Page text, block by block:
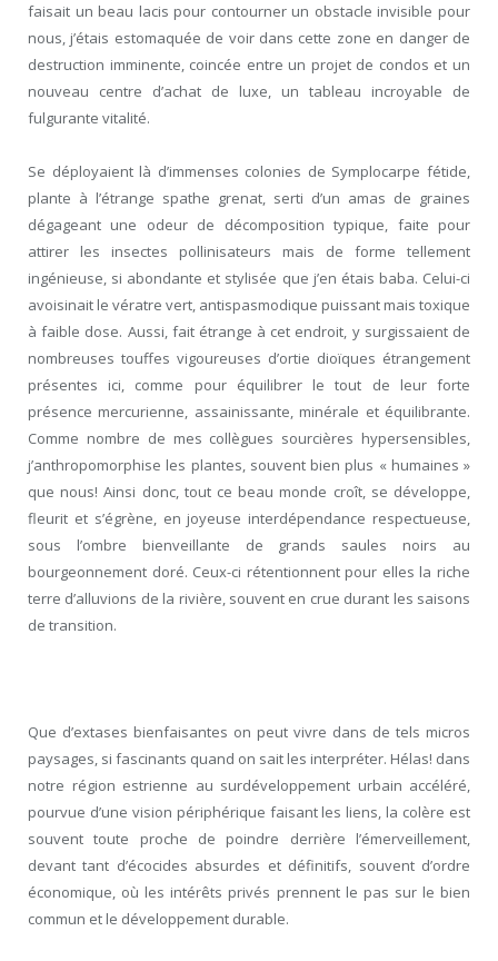
faisait un beau lacis pour contourner un obstacle invisible pour
nous, j’étais estomaquée de voir dans cette zone en danger de
destruction imminente, coincée entre un projet de condos et un
nouveau centre d’achat de luxe, un tableau incroyable de
fulgurante vitalité.
Se déployaient là d’immenses colonies de Symplocarpe fétide,
plante à l’étrange spathe grenat, serti d’un amas de graines
dégageant une odeur de décomposition typique, faite pour
attirer les insectes pollinisateurs mais de forme tellement
ingénieuse, si abondante et stylisée que j’en étais baba. Celui-ci
avoisinait le vératre vert, antispasmodique puissant mais toxique
à faible dose. Aussi, fait étrange à cet endroit, y surgissaient de
nombreuses touffes vigoureuses d’ortie dioïques étrangement
présentes ici, comme pour équilibrer le tout de leur forte
présence mercurienne, assainissante, minérale et équilibrante.
Comme nombre de mes collègues sourcières hypersensibles,
j’anthropomorphise les plantes, souvent bien plus « humaines »
que nous! Ainsi donc, tout ce beau monde croît, se développe,
fleurit et s’égrène, en joyeuse interdépendance respectueuse,
sous l’ombre bienveillante de grands saules noirs au
bourgeonnement doré. Ceux-ci rétentionnent pour elles la riche
terre d’alluvions de la rivière, souvent en crue durant les saisons
de transition.
Que d’extases bienfaisantes on peut vivre dans de tels micros
paysages, si fascinants quand on sait les interpréter. Hélas! dans
notre région estrienne au surdéveloppement urbain accéléré,
pourvue d’une vision périphérique faisant les liens, la colère est
souvent toute proche de poindre derrière l’émerveillement,
devant tant d’écocides absurdes et définitifs, souvent d’ordre
économique, où les intérêts privés prennent le pas sur le bien
commun et le développement durable.